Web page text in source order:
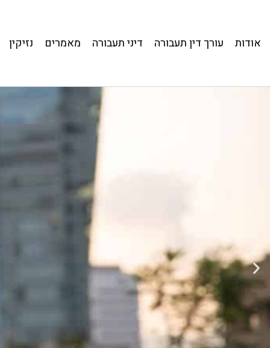
אודות עורך דין תעבורה דיני תעבורה מאמרים נזיקין